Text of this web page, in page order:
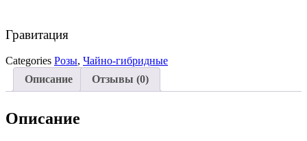
Гравитация
Categories Розы, Чайно-гибридные
Описание
Отзывы (0)
Описание